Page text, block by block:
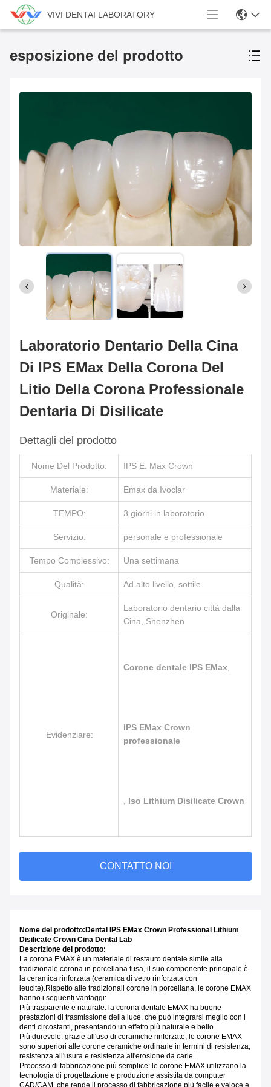
VIVI DENTAI LABORATORY
esposizione del prodotto
Laboratorio Dentario Della Cina
Di IPS EMax Della Corona Del
Litio Della Corona Professionale
Dentaria Di Disilicate
Dettagli del prodotto
Nome Del Prodotto: IPS E. Max Crown
Materiale: Emax da Ivoclar
TEMPO: 3 giorni in laboratorio
Servizio: personale e professionale
Tempo Complessivo: Una settimana
Qualità: Ad alto livello, sottile
Originale:
Laboratorio dentario città dalla
Cina, Shenzhen
Evidenziare:
Corone dentale IPS EMax
IPS EMax Crown
professionale
Iso Lithium Disilicate Crown
CONTATTO NOI
Nome del prodotto: Dental IPS EMax Crown Professional Lithium
Disilicate Crown Cina Dental Lab
Descrizione del prodotto:
La corona EMAX è un materiale di restauro dentale simile alla
tradizionale corona in porcellana fusa, il suo componente principale è
la ceramica rinforzata (ceramica di vetro rinforzata con
leucite).Rispetto alle tradizionali corone in porcellana, le corone EMAX
hanno i seguenti vantaggi:
Più trasparente e naturale: la corona dentale EMAX ha buone
prestazioni di trasmissione della luce, che può integrarsi meglio con i
denti circostanti, presentando un effetto più naturale e bello.
Più durevole: grazie all'uso di ceramiche rinforzate, le corone EMAX
sono superiori alle corone ceramiche ordinarie in termini di resistenza,
resistenza all'usura e resistenza all'erosione da carie.
Processo di fabbricazione più semplice: le corone EMAX utilizzano la
tecnologia di progettazione e produzione assistita da computer
CAD/CAM, che rende il processo di fabbricazione più facile e veloce,e